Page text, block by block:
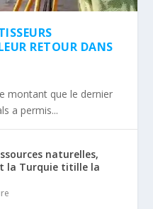
RETOUR DANS
montant que le dernier
a permis...
naturelles,
la Turquie titille la